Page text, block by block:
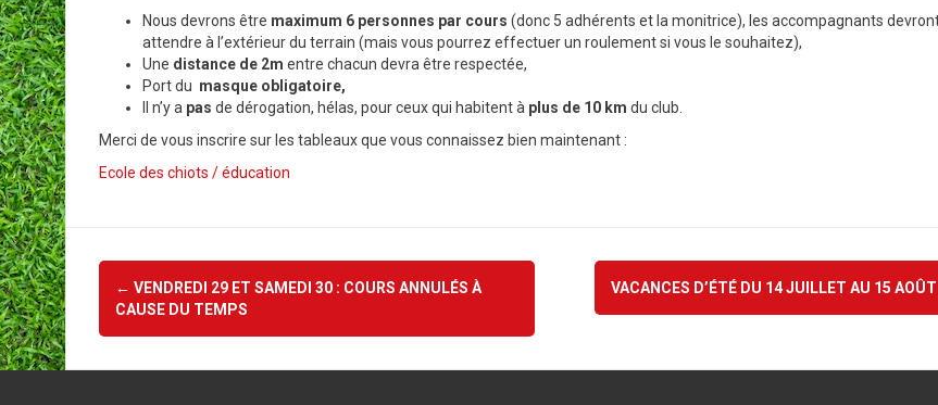
Nous devrons être maximum 6 personnes par cours (donc 5 adhérents et la monitrice), les accompagnants
attendre à l’extérieur du terrain (mais vous pourrez effectuer un roulement si vous le souhaitez),
Une distance de 2m entre chacun devra être respectée,
Port du masque obligatoire,
Il n’y a pas de dérogation, hélas, pour ceux qui habitent à plus de 10 km du club.
Merci de vous inscrire sur les tableaux que vous connaissez bien maintenant :
Ecole des chiots / éducation
Navigation
d'article
← VENDREDI 29 ET SAMEDI 30 : COURS ANNULÉS À
CAUSE DU TEMPS
VACANCES D’ÉTÉ DU 14 JUILLET AU 15 AOÛT